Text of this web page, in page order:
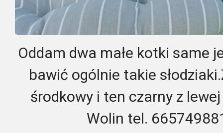
Oddam dwa małe kotki same
bawić ogólnie takie
środkowy i ten czarny z
Wolin tel.